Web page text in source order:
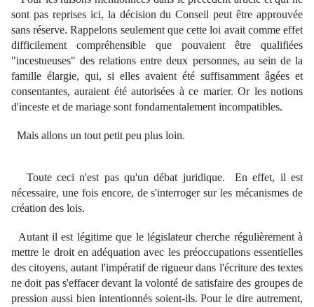
sont pas reprises ici, la décision du Conseil peut être approuvée
sans réserve. Rappelons seulement que cette loi avait comme effet
difficilement compréhensible que pouvaient être qualifiées
"incestueuses" des relations entre deux personnes, au sein de la
famille élargie, qui, si elles avaient été suffisamment âgées et
consentantes, auraient été autorisées à ce marier. Or les notions
d'inceste et de mariage sont fondamentalement incompatibles.
Mais allons un tout petit peu plus loin.
Toute ceci n'est pas qu'un débat juridique. En effet, il est
nécessaire, une fois encore, de s'interroger sur les mécanismes de
création des lois.
Autant il est légitime que le législateur cherche régulièrement à
mettre le droit en adéquation avec les préoccupations essentielles
des citoyens, autant l'impératif de rigueur dans l'écriture des textes
ne doit pas s'effacer devant la volonté de satisfaire des groupes de
pression aussi bien intentionnés soient-ils. Pour le dire autrement,